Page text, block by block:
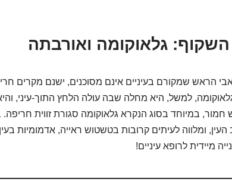
השקוף: גלאוקומה ואורבתה
הראש שמקורם בעיניים אינם מסוכנים, ישנם מקרים
למשל, היא מחלה שבה עולה הלחץ התוך-עיני,
במיוחד בסוג הנקרא גלאוקומה סגורת זווית
ומלווה לעיתים קרובות בטשטוש ראייה, אדמומיות
מיידית לרופא עיניים!